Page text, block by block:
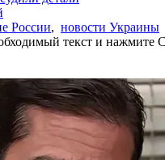
России, новости Украины
текст и нажмите